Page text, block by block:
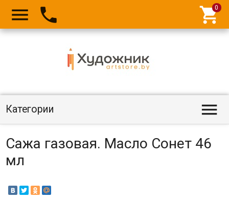
  
Категории 
Сажа газовая. Масло Сонет 46
мл